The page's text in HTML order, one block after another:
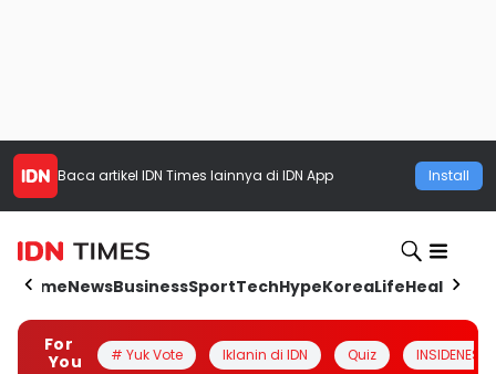
Baca artikel IDN Times lainnya di IDN App Install
HomeNewsBusinessSportTechHypeKoreaLifeHealth
For
You
# Yuk Vote Iklanin di IDN Quiz INSIDENESIA